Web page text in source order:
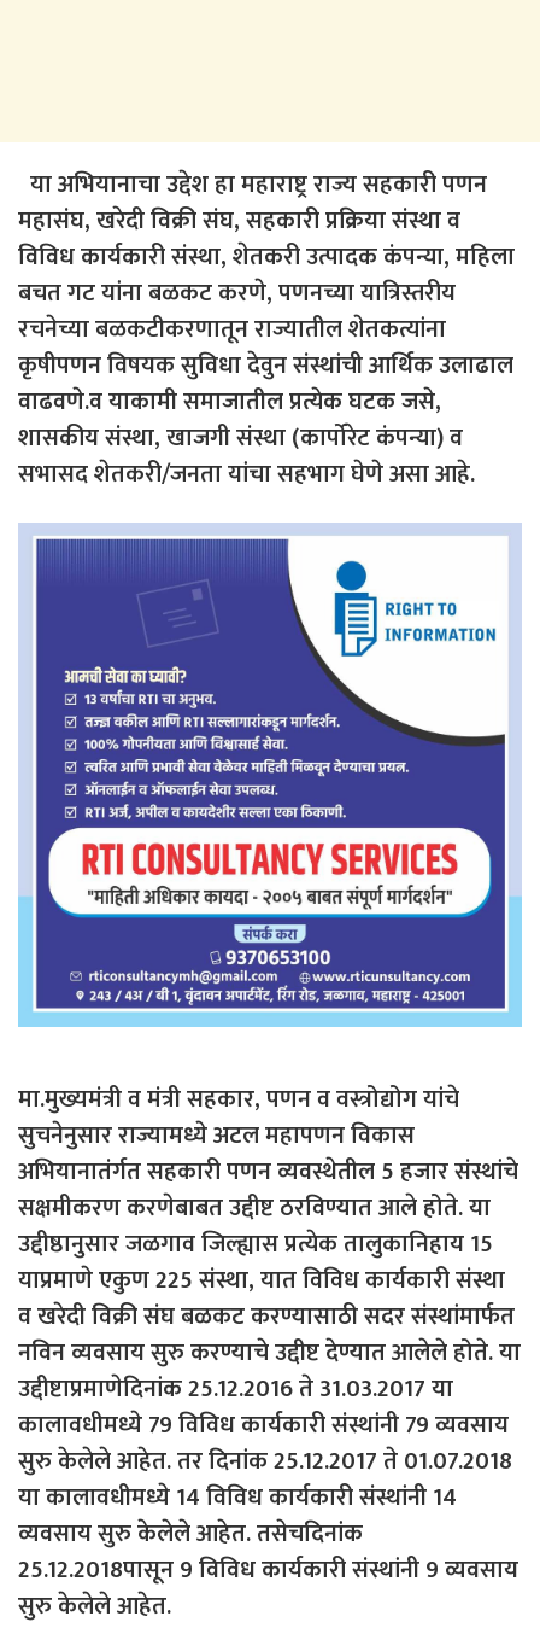
या अभियानाचा उद्देश हा महाराष्ट्र राज्य सहकारी पणन
महासंघ, खरेदी विक्री संघ, सहकारी प्रक्रिया संस्था व
विविध कार्यकारी संस्था, शेतकरी उत्पादक कंपन्या, महिला
बचत गट यांना बळकट करणे, पणनच्या यात्रिस्तरीय
रचनेच्या बळकटीकरणातून राज्यातील शेतकत्यांना
कृषीपणन विषयक सुविधा देवुन संस्थांची आर्थिक उलाढाल
वाढवणे.व याकामी समाजातील प्रत्येक घटक जसे,
शासकीय संस्था, खाजगी संस्था (कार्पोरेट कंपन्या) व
सभासद शेतकरी/जनता यांचा सहभाग घेणे असा आहे.
मा.मुख्यमंत्री व मंत्री सहकार, पणन व वस्त्रोद्योग यांचे
सुचनेनुसार राज्यामध्ये अटल महापणन विकास
अभियानातंर्गत सहकारी पणन व्यवस्थेतील 5 हजार संस्थांचे
सक्षमीकरण करणेबाबत उद्दीष्ट ठरविण्यात आले होते. या
उद्दीष्ठानुसार जळगाव जिल्ह्यास प्रत्येक तालुकानिहाय 15
याप्रमाणे एकुण 225 संस्था, यात विविध कार्यकारी संस्था
व खरेदी विक्री संघ बळकट करण्यासाठी सदर संस्थांमार्फत
नविन व्यवसाय सुरु करण्याचे उद्दीष्ट देण्यात आलेले होते. या
उद्दीष्टाप्रमाणेदिनांक 25.12.2016 ते 31.03.2017 या
कालावधीमध्ये 79 विविध कार्यकारी संस्थांनी 79 व्यवसाय
सुरु केलेले आहेत. तर दिनांक 25.12.2017 ते 01.07.2018
या कालावधीमध्ये 14 विविध कार्यकारी संस्थांनी 14
व्यवसाय सुरु केलेले आहेत. तसेचदिनांक
25.12.2018पासून 9 विविध कार्यकारी संस्थांनी 9 व्यवसाय
सुरु केलेले आहेत.